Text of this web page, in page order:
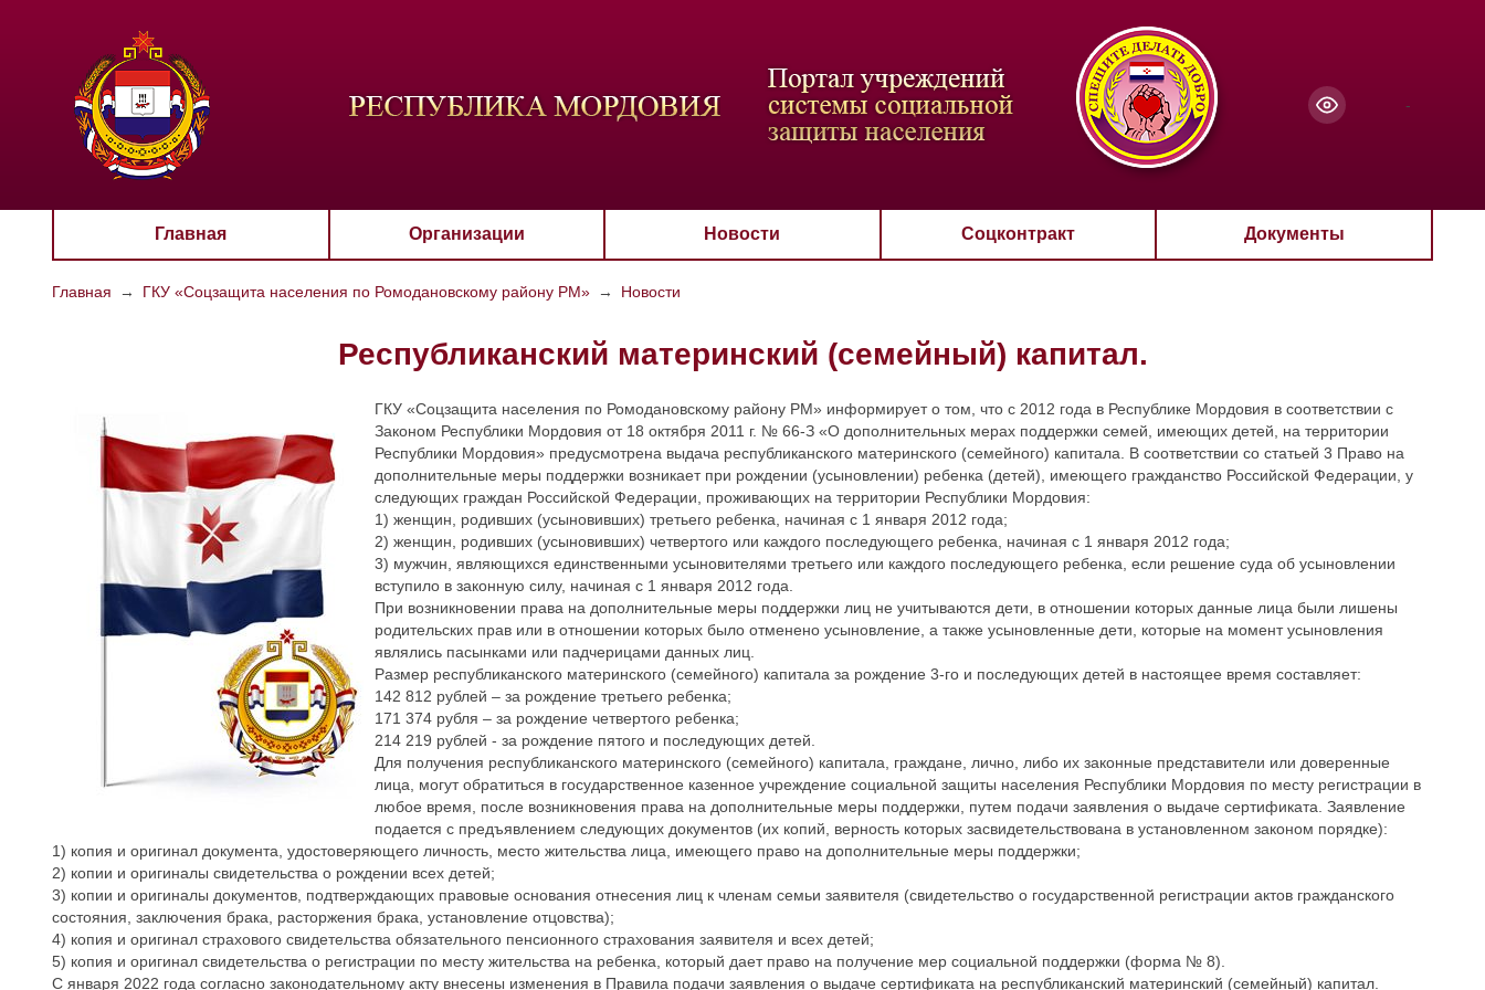
Скрыть Ч/б
-
Главная Организации Новости Соцконтракт Документы
Главная → ГКУ «Соцзащита населения по Ромодановскому району РМ» → Новости
Республиканский материнский (семейный) капитал.
ГКУ «Соцзащита населения по Ромодановскому району РМ» информирует о том, что с 2012 года в Республике Мордовия в соответствии с
Законом Республики Мордовия от 18 октября 2011 г. № 66-З «О дополнительных мерах поддержки семей, имеющих детей, на территории
Республики Мордовия» предусмотрена выдача республиканского материнского (семейного) капитала. В соответствии со статьей 3 Право на
дополнительные меры поддержки возникает при рождении (усыновлении) ребенка (детей), имеющего гражданство Российской Федерации, у
следующих граждан Российской Федерации, проживающих на территории Республики Мордовия:
1) женщин, родивших (усыновивших) третьего ребенка, начиная с 1 января 2012 года;
2) женщин, родивших (усыновивших) четвертого или каждого последующего ребенка, начиная с 1 января 2012 года;
3) мужчин, являющихся единственными усыновителями третьего или каждого последующего ребенка, если решение суда об усыновлении
вступило в законную силу, начиная с 1 января 2012 года.
При возникновении права на дополнительные меры поддержки лиц не учитываются дети, в отношении которых данные лица были лишены
родительских прав или в отношении которых было отменено усыновление, а также усыновленные дети, которые на момент усыновления
являлись пасынками или падчерицами данных лиц.
Размер республиканского материнского (семейного) капитала за рождение 3-го и последующих детей в настоящее время составляет:
142 812 рублей – за рождение третьего ребенка;
171 374 рубля – за рождение четвертого ребенка;
214 219 рублей - за рождение пятого и последующих детей.
Для получения республиканского материнского (семейного) капитала, граждане, лично, либо их законные представители или доверенные
лица, могут обратиться в государственное казенное учреждение социальной защиты населения Республики Мордовия по месту регистрации в
любое время, после возникновения права на дополнительные меры поддержки, путем подачи заявления о выдаче сертификата. Заявление
подается с предъявлением следующих документов (их копий, верность которых засвидетельствована в установленном законом порядке):
1) копия и оригинал документа, удостоверяющего личность, место жительства лица, имеющего право на дополнительные меры поддержки;
2) копии и оригиналы свидетельства о рождении всех детей;
3) копии и оригиналы документов, подтверждающих правовые основания отнесения лиц к членам семьи заявителя (свидетельство о государственной регистрации актов гражданского
состояния, заключения брака, расторжения брака, установление отцовства);
4) копия и оригинал страхового свидетельства обязательного пенсионного страхования заявителя и всех детей;
5) копия и оригинал свидетельства о регистрации по месту жительства на ребенка, который дает право на получение мер социальной поддержки (форма № 8).
С января 2022 года согласно законодательному акту внесены изменения в Правила подачи заявления о выдаче сертификата на республиканский материнский (семейный) капитал.